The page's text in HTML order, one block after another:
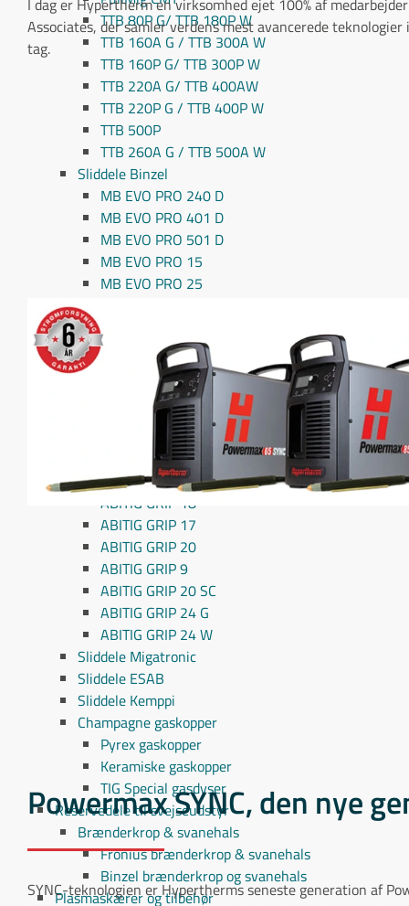
TTB 80P G/ TTB 180P W
TTB 160A G / TTB 300A W
TTB 160P G/ TTB 300P W
TTB 220A G/ TTB 400AW
TTB 220P G / TTB 400P W
TTB 500P
TTB 260A G / TTB 500A W
Sliddele Binzel
MB EVO PRO 240 D
MB EVO PRO 401 D
MB EVO PRO 501 D
MB EVO PRO 15
MB EVO PRO 25
MB EVO PRO 26
MB EVO PRO 36
ABIMIG GRIP A155
ABIMIG GRIP A255
ABIMIG GRIP A305
ABIMIG GRIP A355
ABIMIG GRIP A 405
ABITIG GRIP 26
ABITIG GRIP 18
ABITIG GRIP 17
ABITIG GRIP 20
ABITIG GRIP 9
ABITIG GRIP 20 SC
ABITIG GRIP 24 G
ABITIG GRIP 24 W
Sliddele Migatronic
Sliddele ESAB
Sliddele Kemppi
Champagne gaskopper
Pyrex gaskopper
Keramiske gaskopper
TIG Special gasdyser
Reservedele til svejseudstyr
Brænderkrop & svanehals
Fronius brænderkrop & svanehals
Binzel brænderkrop og svanehals
Plasmaskærer og tilbehør
Associates, der samler verdens mest avancerede
tag.
Powermax SYNC, den nye
SYNC-teknologien er Hypertherms seneste generation af